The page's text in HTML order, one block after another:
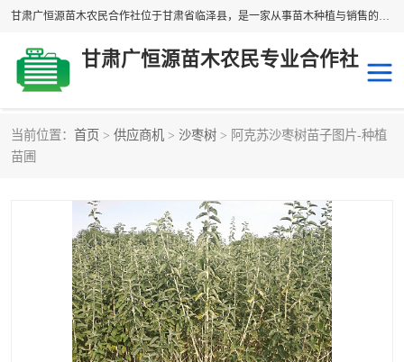
甘肃广恒源苗木农民合作社位于甘肃省临泽县，是一家从事苗木种植与销售的农民合作组织，合作社拥有苗木基地1500多亩，种植苗木品种40多个，年产各类苗木2000多万株。主营：白刺苗、红柳苗、梭梭苗等，我们以“种植一流的苗子，诚信经营”的经营理念，竭诚为每一位客户做优质的服务，欢迎来电咨询！
甘肃广恒源苗木农民专业合作社
当前位置： 首页 > 供应商机 > 沙枣树 > 阿克苏沙枣树苗子图片-种植
苗圃新疆杨
白刺苗
红柳苗
柽柳苗